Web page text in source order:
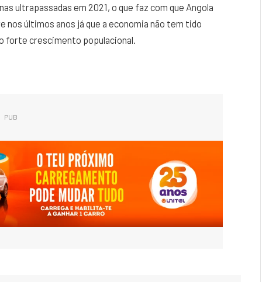
ultrapassadas em 2021, o que faz com que Angola
nos últimos anos já que a economia não tem tido
forte crescimento populacional.
PUB